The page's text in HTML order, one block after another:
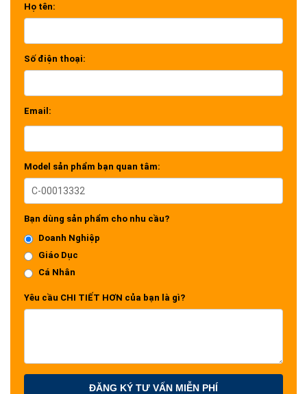
Họ tên:
Số điện thoại:
Email:
Model sản phẩm bạn quan tâm:
Bạn dùng sản phẩm cho nhu cầu?
Doanh Nghiệp
Giáo Dục
Cá Nhân
Yêu cầu CHI TIẾT HƠN của bạn là gì?
ĐĂNG KÝ TƯ VẤN MIỄN PHÍ